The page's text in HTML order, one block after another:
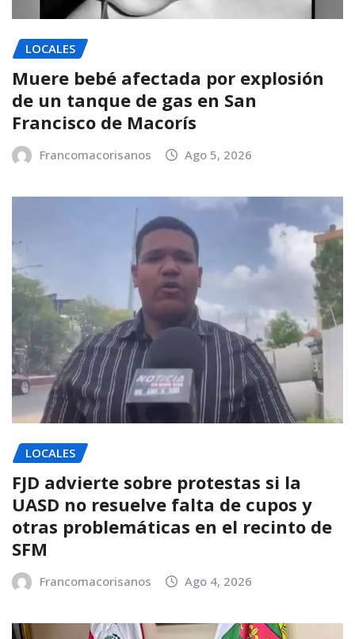
LOCALES
Muere bebé afectada por explosión
de un tanque de gas en San
Francisco de Macorís
Francomacorisanos Ago 5, 2026
LOCALES
FJD advierte sobre protestas si la
UASD no resuelve falta de cupos y
otras problemáticas en el recinto de
SFM
Francomacorisanos Ago 4, 2026